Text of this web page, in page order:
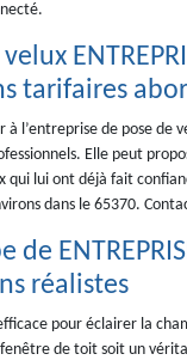
tarifaires
l’entreprise de pose de
Elle peut
lui ont déjà fait
dans le 65370.
de
réalistes
pour éclairer la
de toit soit un